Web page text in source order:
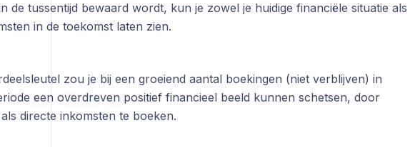
de tussentijd bewaard wordt, kun je zowel je huidige financiële situatie als
in de toekomst laten zien.
zou je bij een groeiend aantal boekingen (niet verblijven) in
een overdreven positief financieel beeld kunnen schetsen, door
directe inkomsten te boeken.